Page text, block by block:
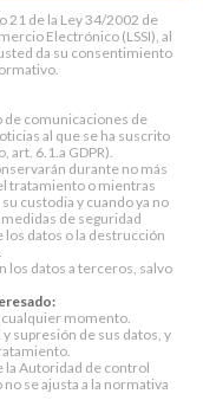
21 de la Ley 34/2002 de
Electrónico (LSSI), al
da su consentimiento
de comunicaciones de
al que se ha suscrito
6.1.a GDPR).
durante no más
tratamiento o mientras
custodia y cuando ya no
de seguridad
los datos o la destrucción
los datos a terceros, salvo
momento.
supresión de sus datos, y
la Autoridad de control
se ajusta a la normativa